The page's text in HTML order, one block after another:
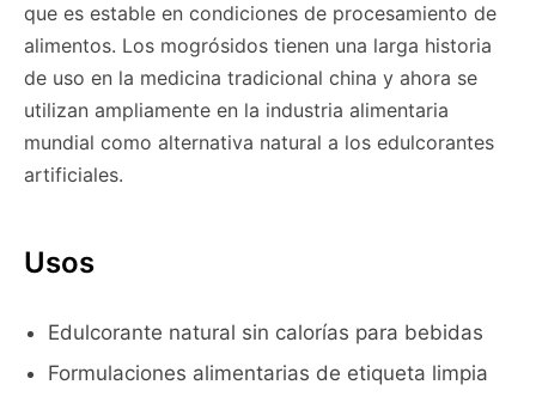
que es estable en condiciones de procesamiento de
alimentos. Los mogrósidos tienen una larga historia
de uso en la medicina tradicional china y ahora se
utilizan ampliamente en la industria alimentaria
mundial como alternativa natural a los edulcorantes
artificiales.
Usos
Edulcorante natural sin calorías para bebidas
Formulaciones alimentarias de etiqueta limpia